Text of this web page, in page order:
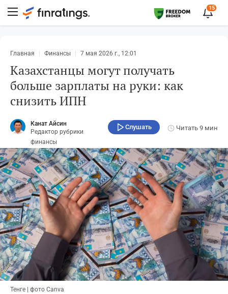
15
Главная Финансы 7 мая 2026 г., 12:01
Казахстанцы могут получать
больше зарплаты на руки: как
снизить ИПН
Канат Айсин
Редактор рубрики
финансы
Слушать Читать 9 мин
Тенге | фото Canva